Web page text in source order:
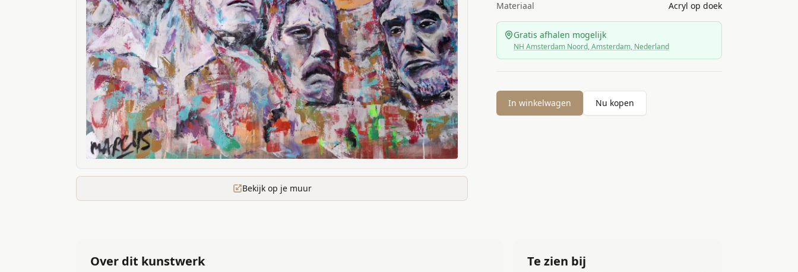
Bekijk op je muur
Materiaal
Acryl op doek
Gratis afhalen mogelijk
NH Amsterdam Noord, Amsterdam, Nederland
In winkelwagen Nu kopen
Over dit kunstwerk Te zien bij